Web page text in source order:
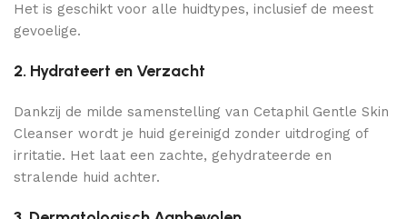
Het is geschikt voor alle huidtypes, inclusief de meest
gevoelige.
2. Hydrateert en Verzacht
Dankzij de milde samenstelling van Cetaphil Gentle Skin
Cleanser wordt je huid gereinigd zonder uitdroging of
irritatie. Het laat een zachte, gehydrateerde en
stralende huid achter.